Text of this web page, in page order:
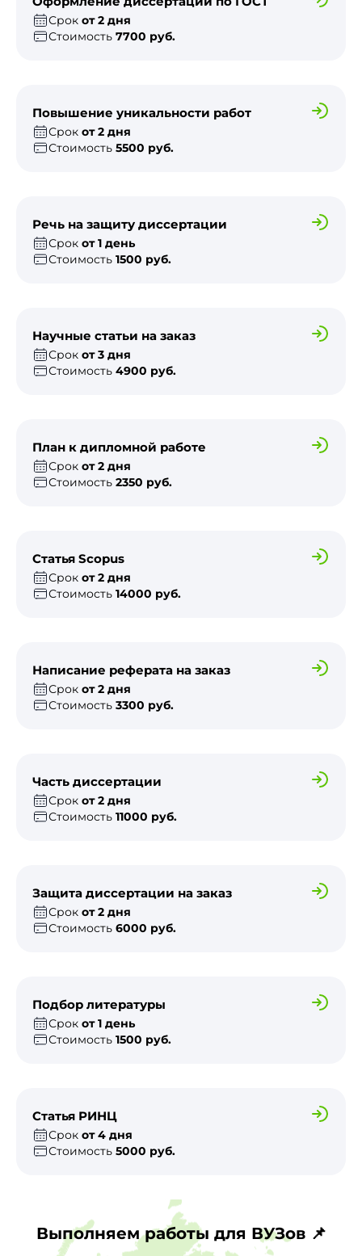
Срок от 2 дня
Стоимость 7700 руб.
Повышение уникальности работ
Срок от 2 дня
Стоимость 5500 руб.
Речь на защиту диссертации
Срок от 1 день
Стоимость 1500 руб.
Научные статьи на заказ
Срок от 3 дня
Стоимость 4900 руб.
План к дипломной работе
Срок от 2 дня
Стоимость 2350 руб.
Статья Scopus
Срок от 2 дня
Стоимость 14000 руб.
Написание реферата на заказ
Срок от 2 дня
Стоимость 3300 руб.
Часть диссертации
Срок от 2 дня
Стоимость 11000 руб.
Защита диссертации на заказ
Срок от 2 дня
Стоимость 6000 руб.
Подбор литературы
Срок от 1 день
Стоимость 1500 руб.
Статья РИНЦ
Срок от 4 дня
Стоимость 5000 руб.
Выполняем работы для ВУЗов 📌